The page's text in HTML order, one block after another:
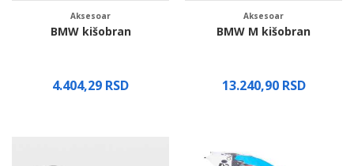
Aksesoar
BMW kišobran
4.404,29 RSD
Aksesoar
BMW M kišobran
13.240,90 RSD